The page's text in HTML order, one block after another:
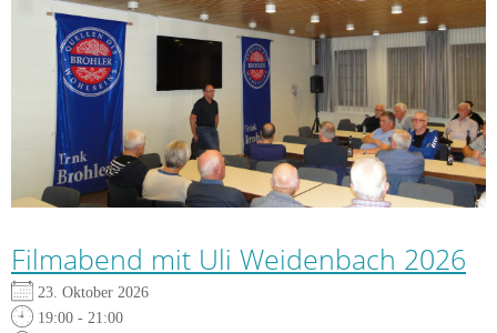
Filmabend mit Uli Weidenbach 2026
23. Oktober 2026
19:00 - 21:00